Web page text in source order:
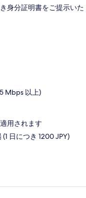
身分証明書をご提示いた
Mbps 以上)
用されます
日につき 1200 JPY)